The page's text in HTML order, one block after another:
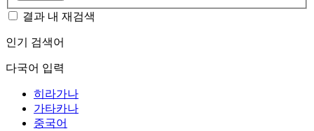
결과 내 재검색
인기 검색어
다국어 입력
히라가나
가타카나
중국어